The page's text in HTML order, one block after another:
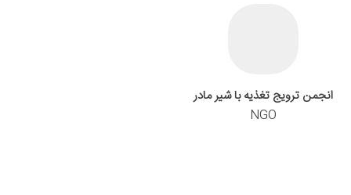
انجمن ترویج تغذیه با شیر مادر
NGO